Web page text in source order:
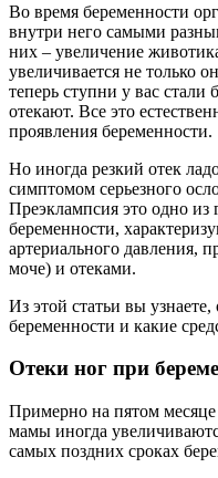
Во время беременности
внутри него самыми
них – увеличение
увеличивается не только
теперь ступни у вас
отекают. Все это
проявления беременности.
Но иногда резкий отек
симптомом серьезного
Преэклампсия это одно
беременности,
артериального давления,
моче) и отеками.
Из этой статьи вы
беременности и какие
Отеки ног при
Примерно на пятом
мамы иногда
самых поздних сроках